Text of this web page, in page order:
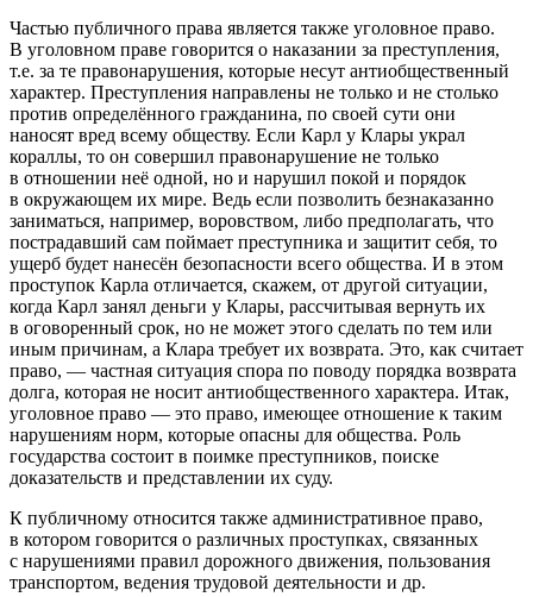
Частью публичного права является также уголовное право.
В уголовном праве говорится о наказании за преступления,
т.е. за те правонарушения, которые несут антиобщественный
характер. Преступления направлены не только и не столько
против определённого гражданина, по своей сути они
наносят вред всему обществу. Если Карл у Клары украл
кораллы, то он совершил правонарушение не только
в отношении неё одной, но и нарушил покой и порядок
в окружающем их мире. Ведь если позволить безнаказанно
заниматься, например, воровством, либо предполагать, что
пострадавший сам поймает преступника и защитит себя, то
ущерб будет нанесён безопасности всего общества. И в этом
проступок Карла отличается, скажем, от другой ситуации,
когда Карл занял деньги у Клары, рассчитывая вернуть их
в оговоренный срок, но не может этого сделать по тем или
иным причинам, а Клара требует их возврата. Это, как считает
право, — частная ситуация спора по поводу порядка возврата
долга, которая не носит антиобщественного характера. Итак,
уголовное право — это право, имеющее отношение к таким
нарушениям норм, которые опасны для общества. Роль
государства состоит в поимке преступников, поиске
доказательств и представлении их суду.
К публичному относится также административное право,
в котором говорится о различных проступках, связанных
с нарушениями правил дорожного движения, пользования
транспортом, ведения трудовой деятельности и др.